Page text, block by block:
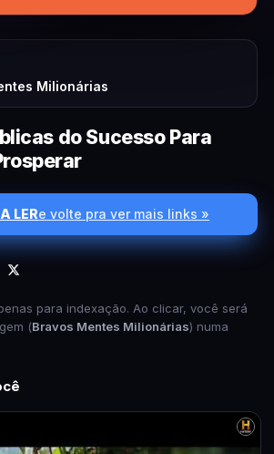
Milionárias
do Sucesso Para
LERe volte pra ver mais links »
para indexação. Ao clicar, você será
(Bravos Mentes Milionárias) numa